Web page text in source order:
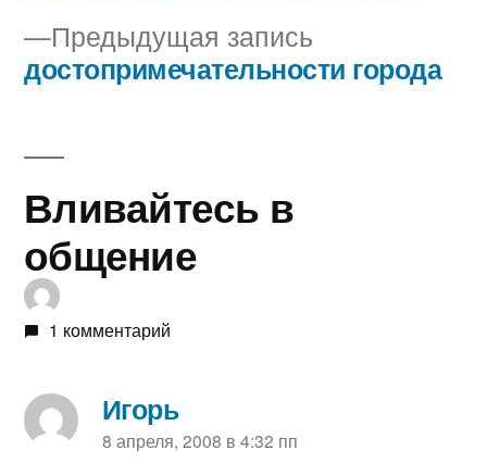
записям
Предыдущая запись
запись:
достопримечательности города
Вливайтесь в
общение
1 комментарий
Игорь
пишет:
8 апреля, 2008 в 4:32 пп